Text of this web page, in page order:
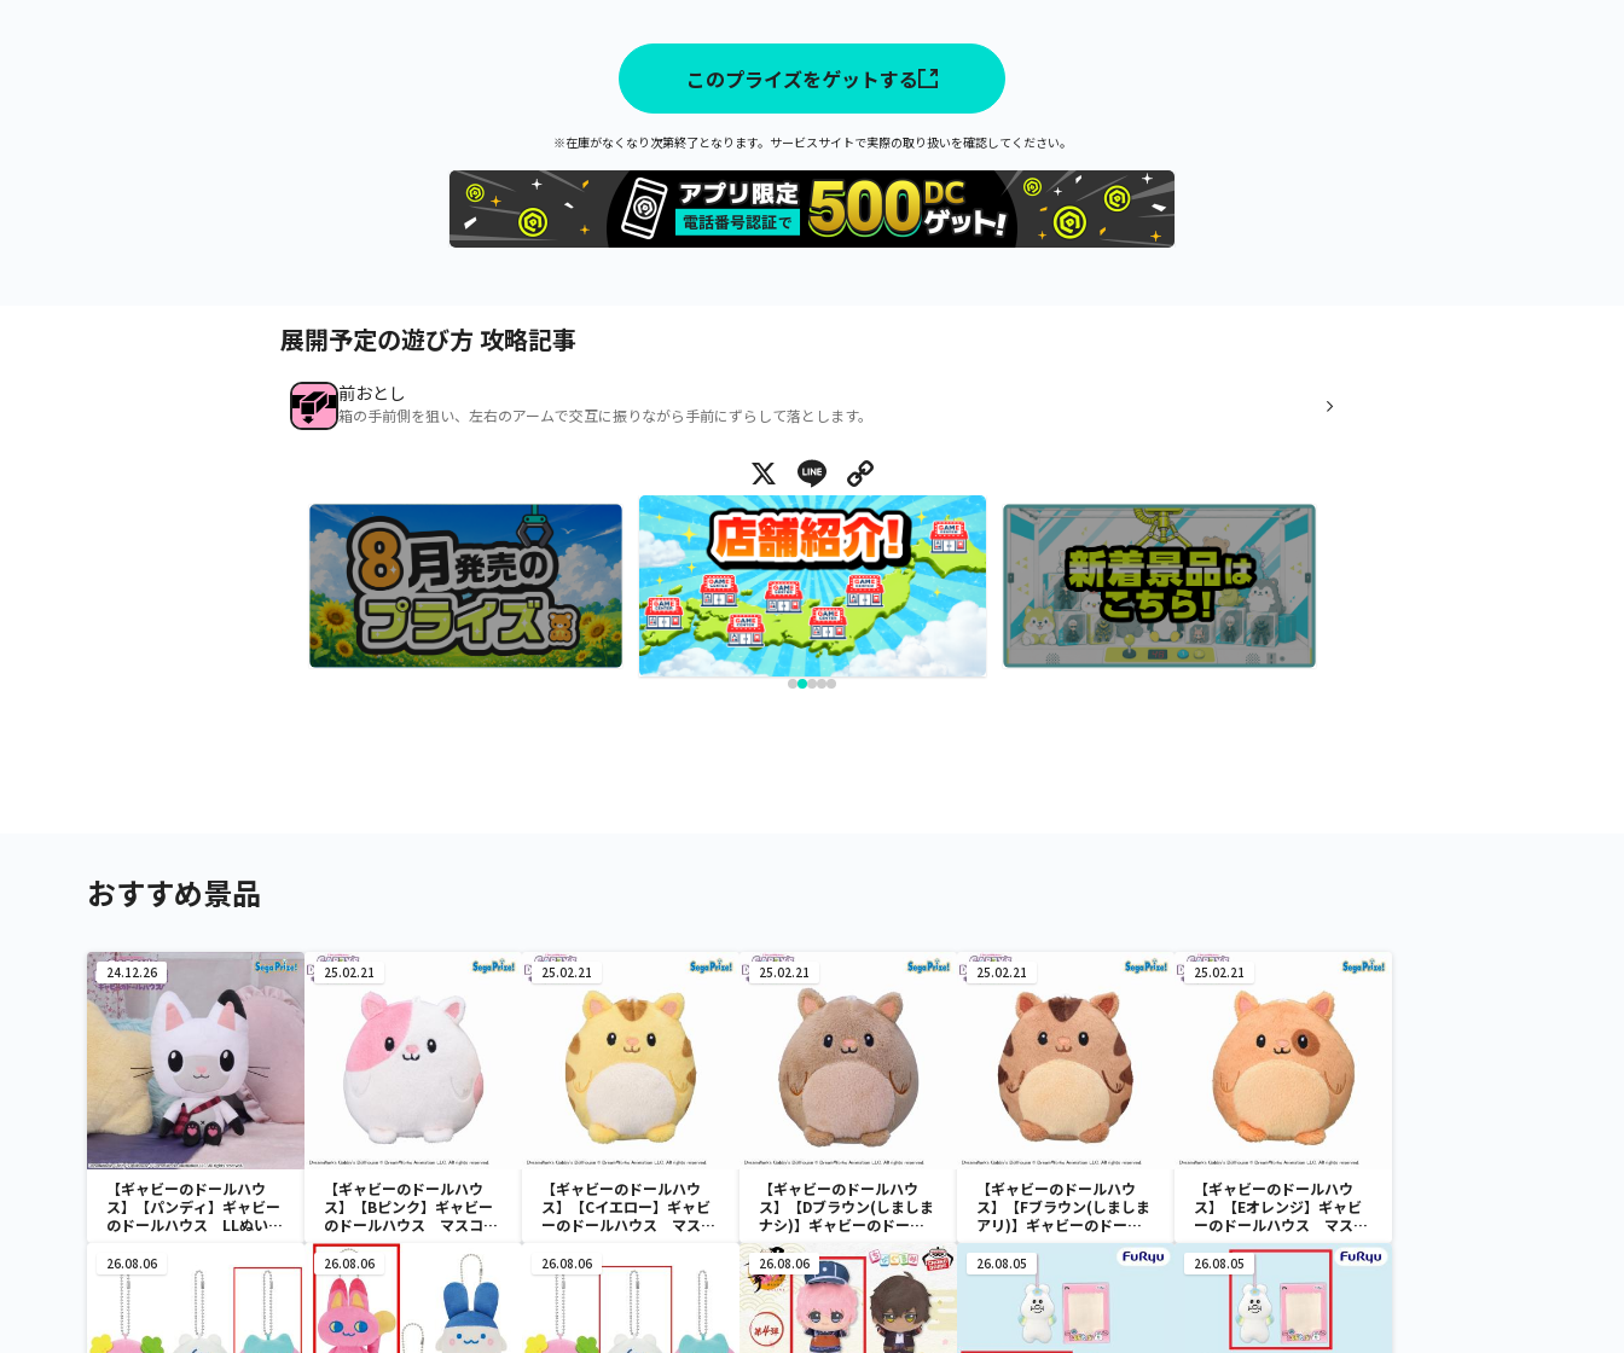
このプライズをゲットする
※在庫がなくなり次第終了となります。サービスサイトで実際の取り扱いを確認してください。
展開予定の遊び方 攻略記事
前おとし
箱の手前側を狙い、左右のアームで交互に振りながら手前にずらして落とします。
X Line
おすすめ景品
24.12.26
【ギャビーのドールハウ
ス】【パンディ】ギャビー
のドールハウス LLぬいぐ
25.02.21
【ギャビーのドールハウ
ス】【Bピンク】ギャビー
のドールハウス マスコッ
ト“ハムスターネコちゃん”
25.02.21
【ギャビーのドールハウ
ス】【Cイエロー】ギャビ
ーのドールハウス マスコ
ん”
25.02.21
【ギャビーのドールハウ
ス】【Dブラウン(しましま
ナシ)】ギャビーのドール
ハウス マスコット“ハム
スターネコちゃん”
25.02.21
【ギャビーのドールハウ
ス】【Fブラウン(しましま
アリ)】ギャビーのドール
ハウス マスコット“ハム
スターネコちゃん”
25.02.21
【ギャビーのドールハウ
ス】【Eオレンジ】ギャビ
ーのドールハウス マスコ
ット“ハムスターネコちゃ
ん”
26.08.06 26.08.06 26.08.06 26.08.06 26.08.05 26.08.05